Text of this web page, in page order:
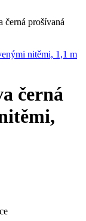
černá prošívaná
černá